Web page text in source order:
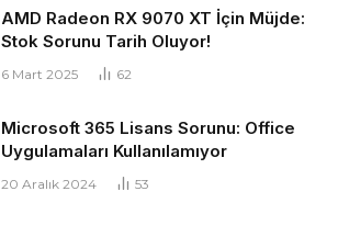
AMD Radeon RX 9070 XT İçin Müjde:
Stok Sorunu Tarih Oluyor!
6 Mart 2025 62
Microsoft 365 Lisans Sorunu: Office
Uygulamaları Kullanılamıyor
20 Aralık 2024 53